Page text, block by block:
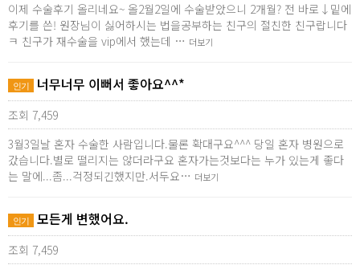
이제 수술후기 올리네요~ 올2월2일에 수술받았으니 2개월? 전 바로↓밑에
후기를 쓴! 원장님이 싫어하시는 법을공부하는 친구의 절친한 친구랍니다
ㅋ 친구가 재수술을 vip에서 했는데 … 더보기
인기 너무너무 이뻐서 좋아요^^*
조회 7,459
3월3일날 혼자 수술한 사람입니다.물론 확대구요^^^ 당일 혼자 병원으로
갔습니다.별로 떨리지는 않더라구요 혼자가는것보다는 누가 있는게 좋다
는 말에...좀...걱정되긴했지만.서두요… 더보기
인기 모든게 변했어요.
조회 7,459